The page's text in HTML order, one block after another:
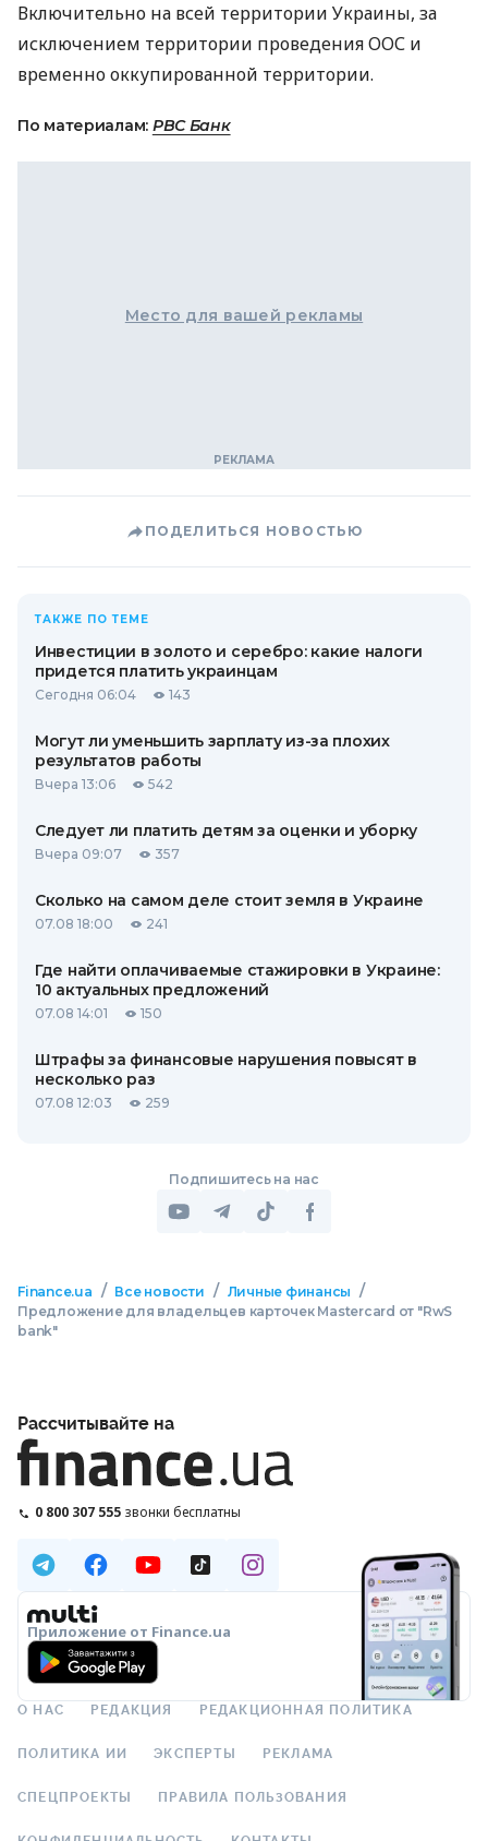
Включительно на всей территории Украины, за
исключением территории проведенияООС и
временно оккупированной территории.
По материалам: РВС Банк
Место для вашей рекламы
ПОДЕЛИТЬСЯ НОВОСТЬЮ
ТАКЖЕ ПО ТЕМЕ
Инвестиции в золото и серебро: какие налоги
придется платить украинцам
Сегодня 06:04 143
Могут ли уменьшить зарплату из-за плохих
результатов работы
Вчера 13:06 542
Следует ли платить детям за оценки и уборку
Вчера 09:07 357
Сколько на самом деле стоит земля в Украине
07.08 18:00 241
Где найти оплачиваемые стажировки в Украине:
10 актуальных предложений
07.08 14:01 150
Штрафы за финансовые нарушения повысят в
несколько раз
07.08 12:03 259
Подпишитесь на нас
Finance.ua / Все новости / Личные финансы /
Предложение для владельцев карточек Mastercard от "RwS
bank"
Рассчитывайте на
0 800 307 555 звонки бесплатны
Приложение от Finance.ua
О НАС РЕДАКЦИЯ РЕДАКЦИОННАЯ ПОЛИТИКА
ПОЛИТИКА ИИ ЭКСПЕРТЫ РЕКЛАМА
СПЕЦПРОЕКТЫ ПРАВИЛА ПОЛЬЗОВАНИЯ